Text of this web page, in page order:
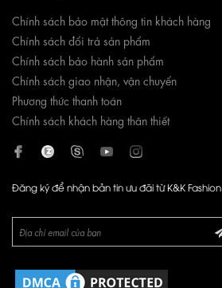
Chính sách bảo mật thông tin khách hàng
Chính sách đổi trả sản phẩm
Chính sách bảo hành sản phẩm
Chính sách giao nhận, vận chuyển
Phương thức thanh toán
Chính sách khách hàng thân thiết
Đăng ký để nhận bản tin ưu đãi từ K&K Fashion